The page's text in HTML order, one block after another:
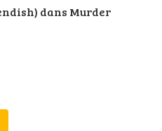
dans Murder